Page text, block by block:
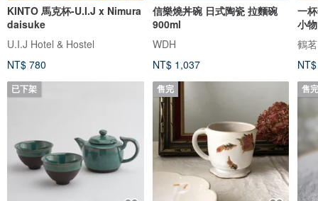
KINTO 馬克杯-U.I.J x Nimura
daisuke
U.I.J Hotel & Hostel
NT$ 780
已下架
信樂燒丼碗 日式陶瓷 拉麵碗
900ml
WDH
NT$ 1,037
售完
一
小
鶴
售